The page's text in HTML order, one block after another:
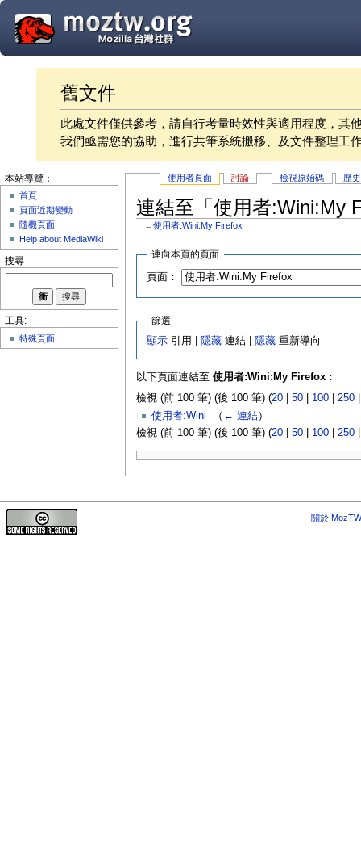
舊文件
此處文件僅供參考，請自行考量時效性與適用程度，其
我們亟需您的協助，進行共筆系統搬移、及文件整理工
使用者頁面 討論 檢視原始碼 歷
連結至「使用者:Wini:My
←使用者:Wini:My Firefox
連向本頁的頁面
頁面：
篩選
顯示 引用 | 隱藏 連結 | 隱藏 重新導向
以下頁面連結至 使用者:Wini:My Firefox：
檢視 (前 100 筆) (後 100 筆) (20| 50| 100| 250
使用者:Wini
（ ← 連結）
檢視 (前 100 筆) (後 100 筆) (20| 50| 100| 250
本站導覽：
首頁
頁面近期變動
隨機頁面
Help about MediaWiki
搜尋
工具:
特殊頁面
關於